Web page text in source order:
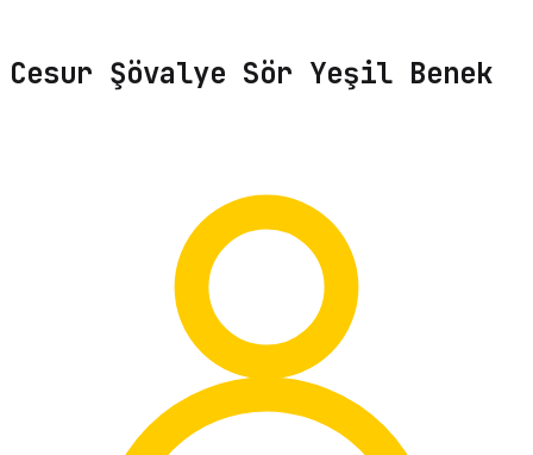
Cesur Şövalye Sör Yeşil Benek